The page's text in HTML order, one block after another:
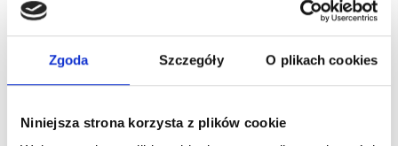
Zgoda Szczegóły O plikach cookies
Niniejsza strona korzysta z plików cookie
Czyszczenie sprzętów
Jak wyczyścić ekspres do kawy?
Aby skutecznie wyczyścić ekspres do kawy, należy
regularnie opróżniać pojemnik na fusy, myć